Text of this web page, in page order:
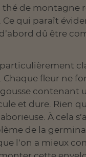
thé de montagne
Ce qui paraît
dû être
Chaque fleur ne
contenant
et dure. Rien
À cela
de la
l’on a mieux